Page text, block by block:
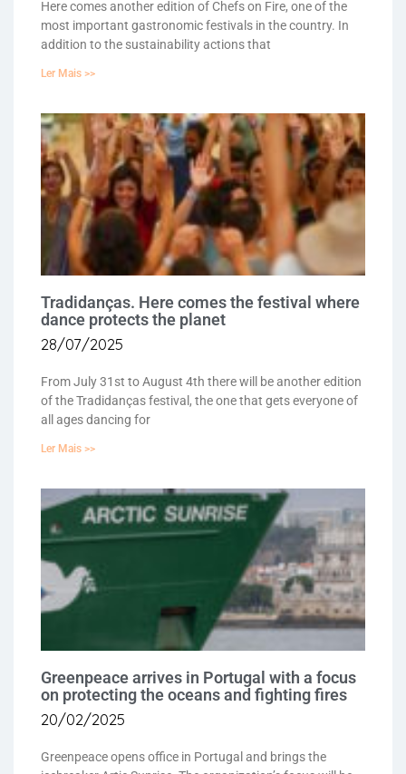
Here comes another edition of Chefs on Fire, one of the
most important gastronomic festivals in the country. In
addition to the sustainability actions that
Ler Mais >>
Tradidanças. Here comes the festival where
dance protects the planet
28/07/2025
From July 31st to August 4th there will be another edition
of the Tradidanças festival, the one that gets everyone of
all ages dancing for
Ler Mais >>
Greenpeace arrives in Portugal with a focus
on protecting the oceans and fighting fires
20/02/2025
Greenpeace opens office in Portugal and brings the